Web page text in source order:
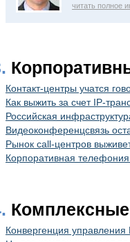
читать полное
Контакт-центры учатся
Как выжить за счет IP-
Российская
Видеоконференцсвязь
Рынок call-центров
Корпоративная
Конвергенция